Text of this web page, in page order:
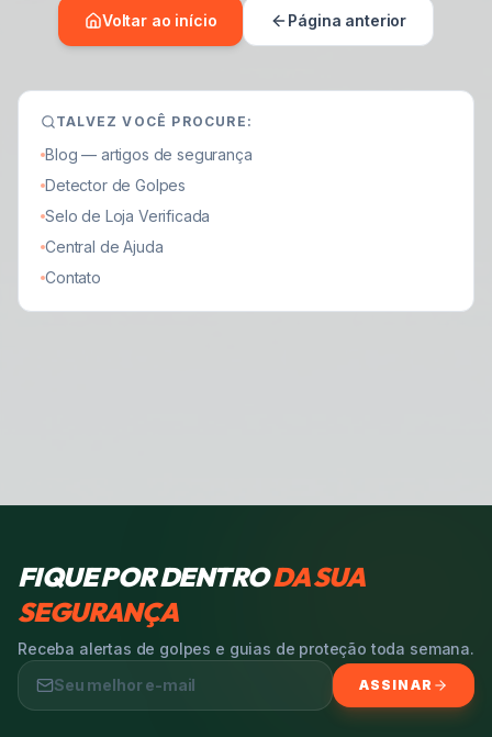
Voltar ao início Página anterior
TALVEZ VOCÊ PROCURE:
Blog — artigos de segurança
Detector de Golpes
Selo de Loja Verificada
Central de Ajuda
Contato
FIQUE POR DENTRODA SUA
SEGURANÇA
Receba alertas de golpes e guias de proteção toda semana.
ASSINAR